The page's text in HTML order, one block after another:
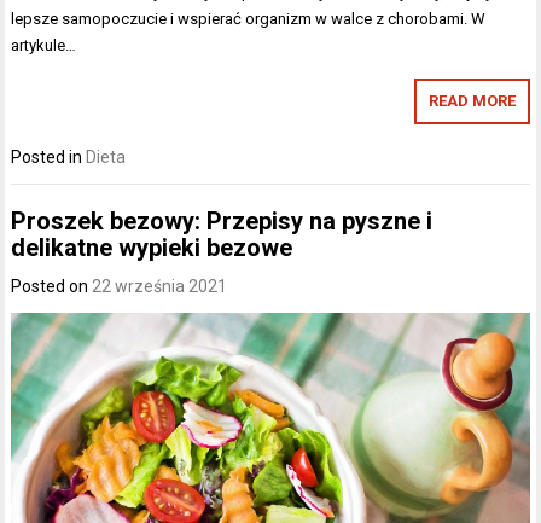
lepsze samopoczucie i wspierać organizm w walce z chorobami. W
artykule…
READ MORE
Posted inDieta
Proszek bezowy: Przepisy na pyszne i
delikatne wypieki bezowe
Posted on 22 września 2021